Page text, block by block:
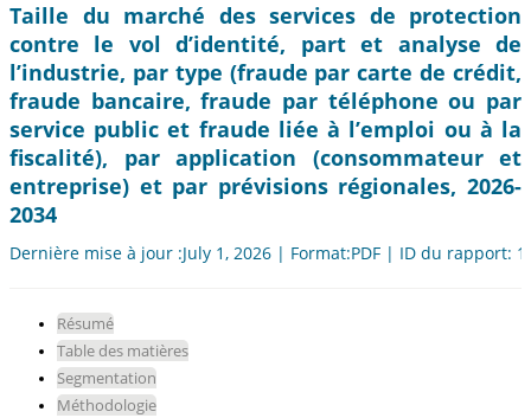
Taille du marché des services de protection
contre le vol d’identité, part et analyse de
l’industrie, par type (fraude par carte de crédit,
fraude bancaire, fraude par téléphone ou par
service public et fraude liée à l’emploi ou à la
fiscalité), par application (consommateur et
entreprise) et par prévisions régionales, 2026-
2034
Dernière mise à jour :July 1, 2026 | Format:PDF | ID du rapport:
Résumé
Table des matières
Segmentation
Méthodologie